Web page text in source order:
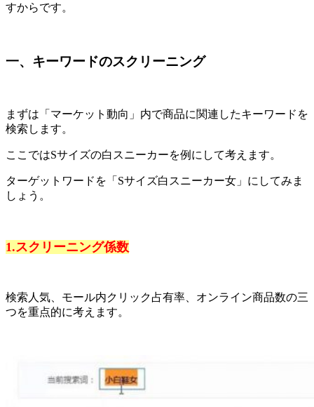
すからです。
一、キーワードのスクリーニング
まずは「マーケット動向」内で商品に関連したキーワードを
検索します。
ここではSサイズの白スニーカーを例にして考えます。
ターゲットワードを「Sサイズ白スニーカー女」にしてみま
しょう。
1.スクリーニング係数
検索人気、モール内クリック占有率、オンライン商品数の三
つを重点的に考えます。